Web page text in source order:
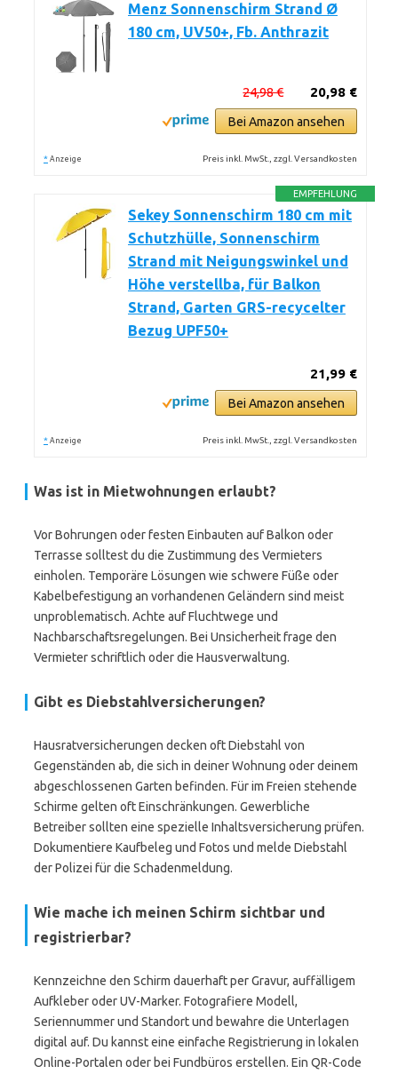
Menz Sonnenschirm Strand Ø
180 cm, UV50+, Fb. Anthrazit
20,98 €
24,98 €
Bei Amazon ansehen
* Anzeige Preis inkl. MwSt., zzgl. Versandkosten
EMPFEHLUNG
Sekey Sonnenschirm 180 cm mit
Schutzhülle, Sonnenschirm
Strand mit Neigungswinkel und
Höhe verstellba, für Balkon
Strand, Garten GRS-recycelter
Bezug UPF50+
21,99 €
Bei Amazon ansehen
* Anzeige Preis inkl. MwSt., zzgl. Versandkosten
Was ist in Mietwohnungen erlaubt?
Vor Bohrungen oder festen Einbauten auf Balkon oder
Terrasse solltest du die Zustimmung des Vermieters
einholen. Temporäre Lösungen wie schwere Füße oder
Kabelbefestigung an vorhandenen Geländern sind meist
unproblematisch. Achte auf Fluchtwege und
Nachbarschaftsregelungen. Bei Unsicherheit frage den
Vermieter schriftlich oder die Hausverwaltung.
Gibt es Diebstahlversicherungen?
Hausratversicherungen decken oft Diebstahl von
Gegenständen ab, die sich in deiner Wohnung oder deinem
abgeschlossenen Garten befinden. Für im Freien stehende
Schirme gelten oft Einschränkungen. Gewerbliche
Betreiber sollten eine spezielle Inhaltsversicherung prüfen.
Dokumentiere Kaufbeleg und Fotos und melde Diebstahl
der Polizei für die Schadenmeldung.
Wie mache ich meinen Schirm sichtbar und
registrierbar?
Kennzeichne den Schirm dauerhaft per Gravur, auffälligem
Aufkleber oder UV-Marker. Fotografiere Modell,
Seriennummer und Standort und bewahre die Unterlagen
digital auf. Du kannst eine einfache Registrierung in lokalen
Online-Portalen oder bei Fundbüros erstellen. Ein QR-Code